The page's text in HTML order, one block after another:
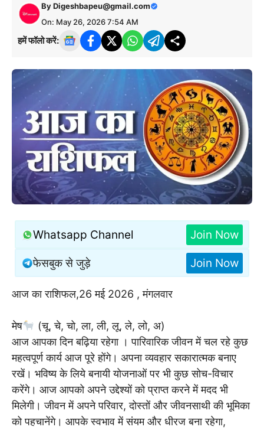
ByDigeshbapeu@gmail.com
On: May 26, 2026 7:54 AM
हमें फॉलो करें:
Whatsapp Channel Join Now
फेसबुक से जुड़े Join Now
आज का राशिफल,26 मई 2026 , मंगलवार
मेष
(चू, चे, चो, ला, ली, लू, ले, लो, अ)
आज आपका दिन बढ़िया रहेगा । पारिवारिक जीवन में चल रहे कुछ
महत्वपूर्ण कार्य आज पूरे होंगे। अपना व्यवहार सकारात्मक बनाए
रखें। भविष्य के लिये बनायी योजनाओं पर भी कुछ सोच-विचार
करेंगे। आज आपको अपने उद्देश्यों को प्राप्त करने में मदद भी
मिलेगी। जीवन में अपने परिवार, दोस्तों और जीवनसाथी की भूमिका
को पहचानेंगे। आपके स्वभाव में संयम और धीरज बना रहेगा,